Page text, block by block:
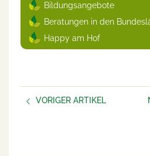
Bildungsangebote
Beratungen in den
Happy am Hof
VORIGER ARTIKEL